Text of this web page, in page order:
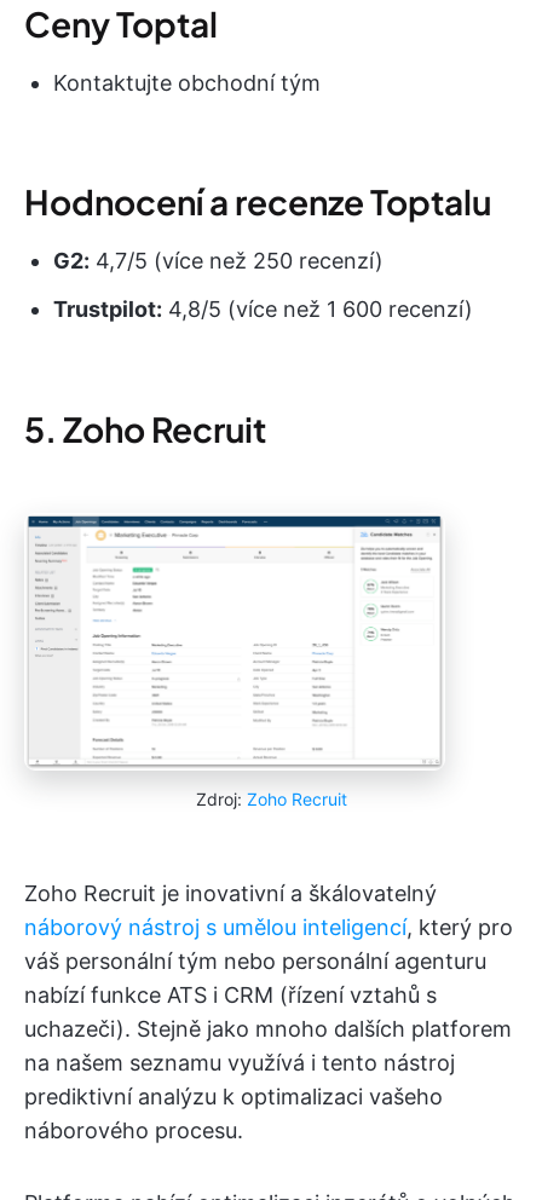
Ceny Toptal
Kontaktujte obchodní tým
Hodnocení a recenze Toptalu
G2: 4,7/5 (více než 250 recenzí)
Trustpilot: 4,8/5 (více než 1 600 recenzí)
5. Zoho Recruit
Zdroj: Zoho Recruit
Zoho Recruit je inovativní a škálovatelný
náborový nástroj s umělou inteligencí, který pro
váš personální tým nebo personální agenturu
nabízí funkce ATS i CRM (řízení vztahů s
uchazeči). Stejně jako mnoho dalších platforem
na našem seznamu využívá i tento nástroj
prediktivní analýzu k optimalizaci vašeho
náborového procesu.